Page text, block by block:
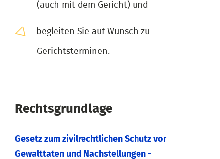
(auch mit dem Gericht) und
begleiten Sie auf Wunsch zu
Gerichtsterminen.
Rechtsgrundlage
Gesetz zum zivilrechtlichen Schutz vor
Gewalttaten und Nachstellungen -